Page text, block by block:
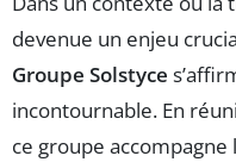
devenue un enjeu
Groupe Solstyce
incontournable. En
ce groupe